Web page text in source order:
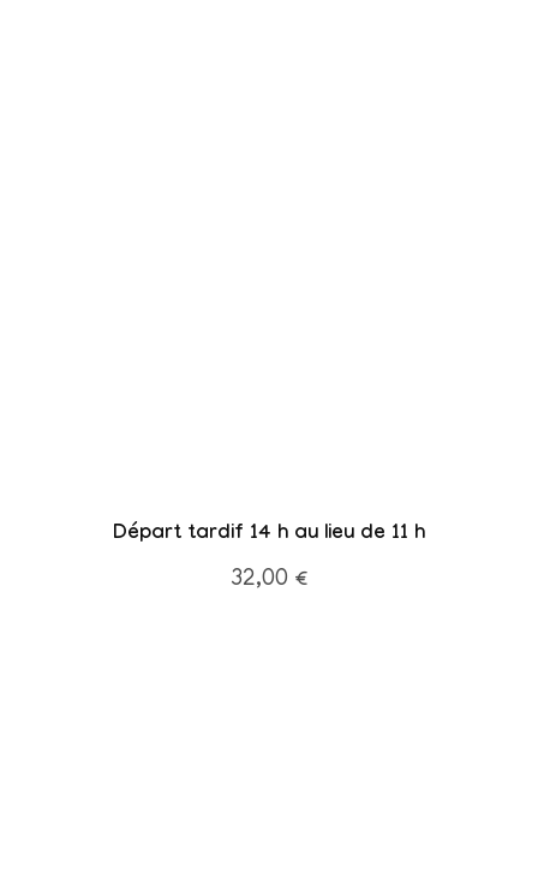
Départ tardif 14 h au lieu de 11 h
32,00 €